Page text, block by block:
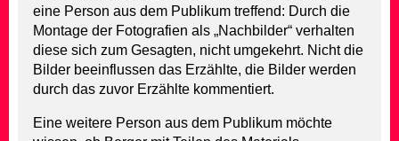
eine Person aus dem Publikum treffend: Durch die
Montage der Fotografien als „Nachbilder“ verhalten
diese sich zum Gesagten, nicht umgekehrt. Nicht die
Bilder beeinflussen das Erzählte, die Bilder werden
durch das zuvor Erzählte kommentiert.
Eine weitere Person aus dem Publikum möchte